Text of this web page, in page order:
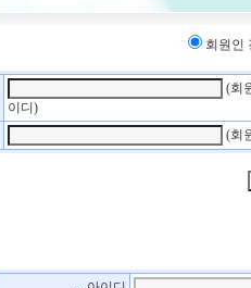
회원
(회
이디)
(회